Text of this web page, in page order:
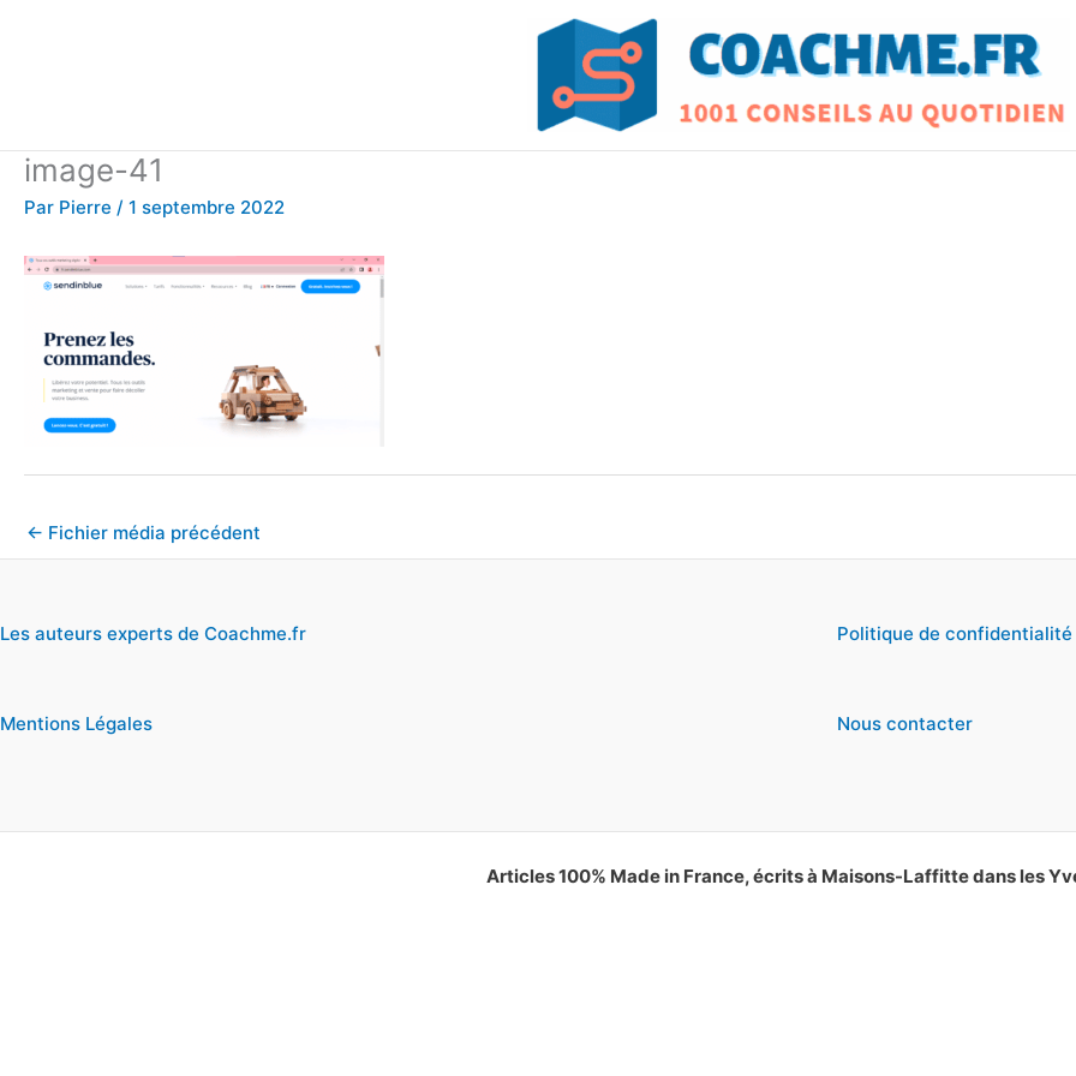
image-41
Par Pierre / 1 septembre 2022
← Fichier média précédent
Les auteurs experts de Coachme.fr
Mentions Légales
Politique de confidentialité
Nous contacter
Articles 100% Made in France, écrits à Maisons-Laffitte dans les